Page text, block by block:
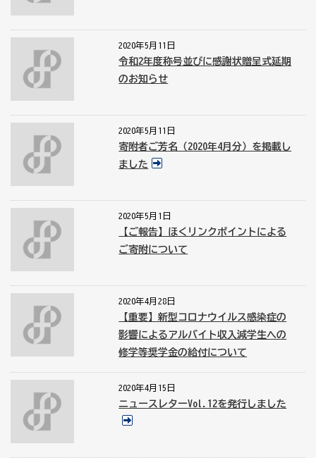
2020年5月11日
令和2年度称号並びに感謝状贈呈式延期
のお知らせ
2020年5月11日
寄附者ご芳名（2020年4月分）を掲載し
ました
2020年5月1日
【ご報告】ほくリンクポイントによる
ご寄附について
2020年4月28日
【重要】新型コロナウイルス感染症の
影響によるアルバイト収入減学生への
修学等奨学金の給付について
2020年4月15日
ニュースレターVol.12を発行しました